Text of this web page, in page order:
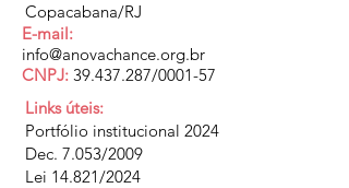
Copacabana/RJ
E-mail:
info@anovachance.org.br
CNPJ: 39.437.287/0001-57
Links úteis:
Portfólio institucional 2024
Dec. 7.053/2009
Lei 14.821/2024